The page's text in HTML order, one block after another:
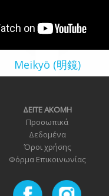
Meikyō (明鏡)
ΔΕΙΤΕ ΑΚΟΜΗ
Προσωπικά
Δεδομένα
Όροι χρήσης
Φόρμα Επικοινωνίας